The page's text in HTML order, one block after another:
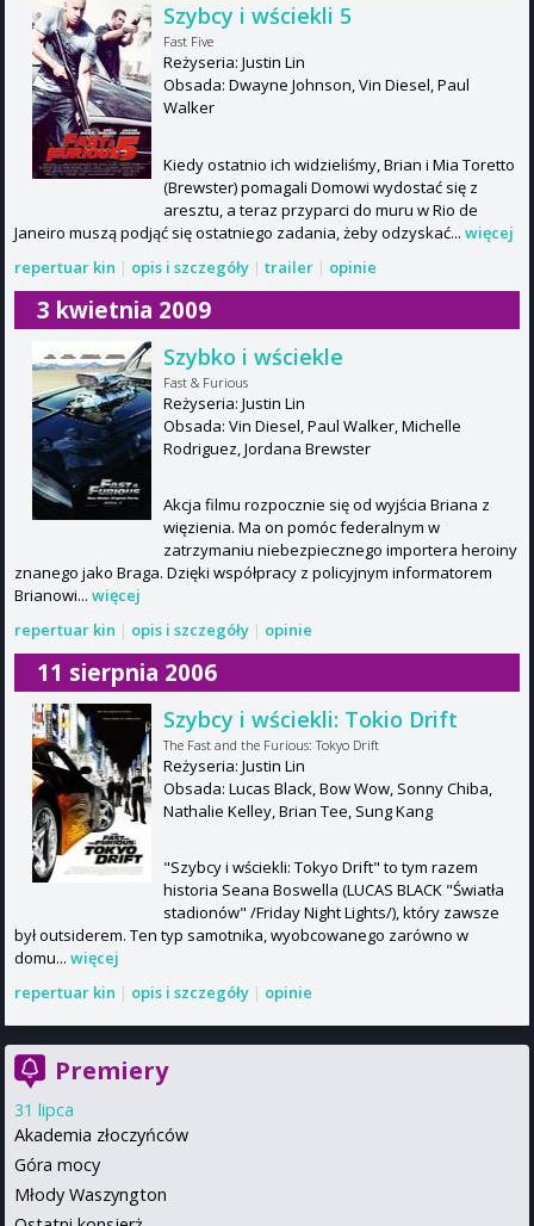
Szybcy i wściekli 5
Fast Five
Reżyseria: Justin Lin
Obsada: Dwayne Johnson, Vin Diesel, Paul
Walker
Kiedy ostatnio ich widzieliśmy, Brian i Mia Toretto
(Brewster) pomagali Domowi wydostać się z
aresztu, a teraz przyparci do muru w Rio de
Janeiro muszą podjąć się ostatniego zadania, żeby odzyskać... więcej
repertuar kin | opis i szczegóły | trailer | opinie
3 kwietnia 2009
Szybko i wściekle
Fast & Furious
Reżyseria: Justin Lin
Obsada: Vin Diesel, Paul Walker, Michelle
Rodriguez, Jordana Brewster
Akcja filmu rozpocznie się od wyjścia Briana z
więzienia. Ma on pomóc federalnym w
zatrzymaniu niebezpiecznego importera heroiny
znanego jako Braga. Dzięki współpracy z policyjnym informatorem
Brianowi... więcej
repertuar kin | opis i szczegóły | opinie
11 sierpnia 2006
Szybcy i wściekli: Tokio Drift
The Fast and the Furious: Tokyo Drift
Reżyseria: Justin Lin
Obsada: Lucas Black, Bow Wow, Sonny Chiba,
Nathalie Kelley, Brian Tee, Sung Kang
"Szybcy i wściekli: Tokyo Drift" to tym razem
historia Seana Boswella (LUCAS BLACK "Światła
stadionów" /Friday Night Lights/), który zawsze
był outsiderem. Ten typ samotnika, wyobcowanego zarówno w
domu... więcej
repertuar kin | opis i szczegóły | opinie
Premiery
31 lipca
Akademia złoczyńców
Góra mocy
Młody Waszyngton